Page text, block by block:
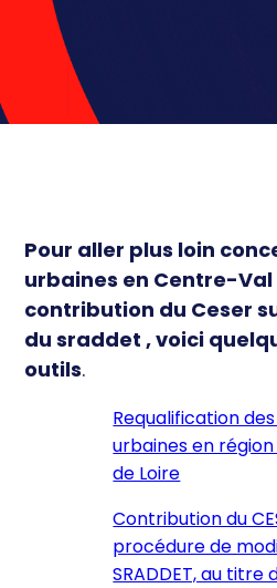
Pour aller plus loin
urbaines en Centre-Val
contribution du Ceser
du sraddet , voici
outils.
Requalification
urbaines en
de Loire
Contribution du
procédure de
SRADDET, au titre